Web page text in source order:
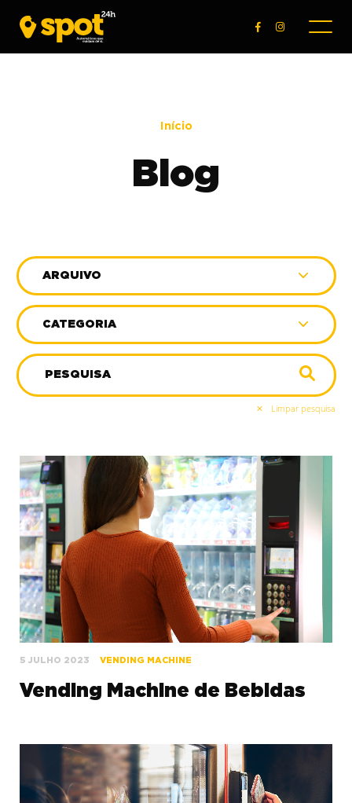
Início
Blog
Limpar pesquisa
ARQUIVO
CATEGORIA
5 JULHO 2023 VENDING MACHINE
Vending Machine de Bebidas